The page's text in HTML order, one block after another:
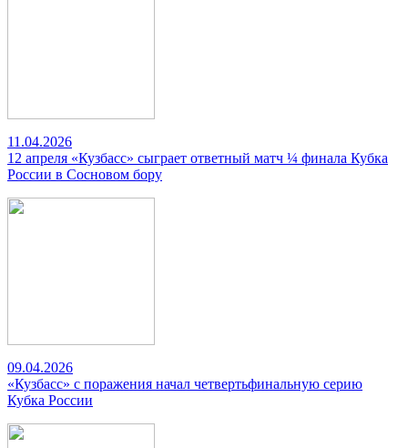
11.04.2026
12 апреля «Кузбасс» сыграет ответный матч ¼ финала Кубка
России в Сосновом бору
09.04.2026
«Кузбасс» с поражения начал четвертьфинальную серию
Кубка России